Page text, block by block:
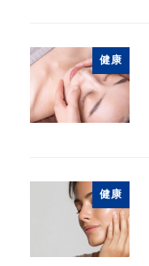
健康
健康